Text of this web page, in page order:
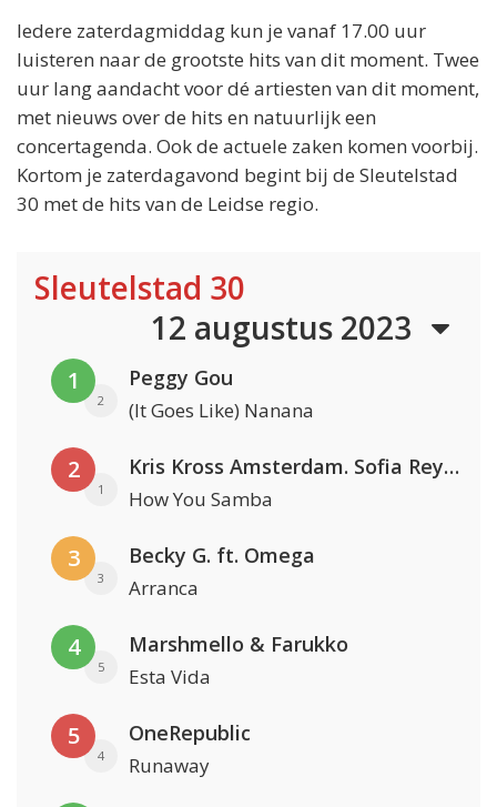
Iedere zaterdagmiddag kun je vanaf 17.00 uur
luisteren naar de grootste hits van dit moment. Twee
uur lang aandacht voor dé artiesten van dit moment,
met nieuws over de hits en natuurlijk een
concertagenda. Ook de actuele zaken komen voorbij.
Kortom je zaterdagavond begint bij de Sleutelstad
30 met de hits van de Leidse regio.
Sleutelstad 30
12 augustus 2023
1
2
Peggy Gou
(It Goes Like) Nanana
2
1
Kris Kross Amsterdam. Sofia Reyes & Tinie Tempah
How You Samba
3
3
Becky G. ft. Omega
Arranca
4
5
Marshmello & Farukko
Esta Vida
5
4
OneRepublic
Runaway